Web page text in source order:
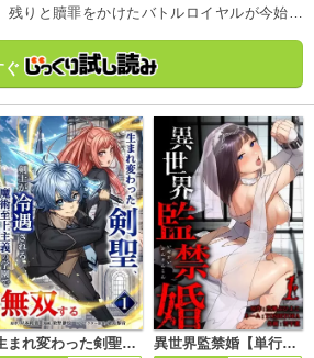
残りと贖罪をかけたバトルロイヤルが今始ま
ぐ
生まれ変わった剣聖、剣士が冷遇される魔術至上主義の学園で無双する【単行本版】 異世界監禁婚【単行本版】